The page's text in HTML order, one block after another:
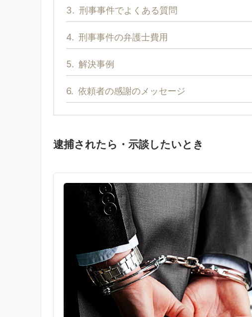
3. 刑事事件でよくある質問
4. 刑事事件の弁護士費用
5. 解決事例
6. 依頼者の感謝のメッセージ
逮捕されたら・示談したいとき